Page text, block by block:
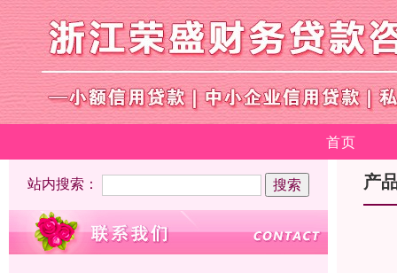
首页
站内搜索： 产